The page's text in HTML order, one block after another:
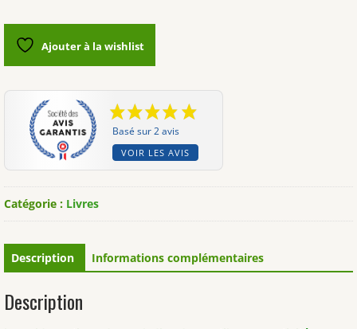
Ajouter à la wishlist
Basé sur 2 avis
VOIR LES AVIS
Catégorie : Livres
Description Informations complémentaires
Description